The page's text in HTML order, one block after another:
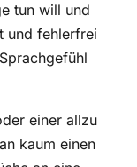
tun will und
und fehlerfrei
einer allzu
kaum einen